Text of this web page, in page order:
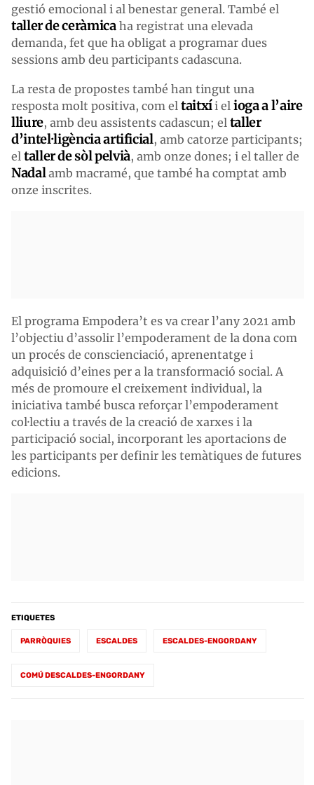
gestió emocional i al benestar general. També el
taller de ceràmica ha registrat una elevada
demanda, fet que ha obligat a programar dues
sessions amb deu participants cadascuna.
La resta de propostes també han tingut una
resposta molt positiva, com el taitxíi el ioga a l’aire
lliure, amb deu assistents cadascun; el taller
d’intel·ligència artificial, amb catorze participants;
el taller de sòl pelvià, amb onze dones; i el taller de
Nadalamb macramé, que també ha comptat amb
onze inscrites.
El programa Empodera’t es va crear l’any 2021 amb
l’objectiu d’assolir l’empoderament de la dona com
un procés de conscienciació, aprenentatge i
adquisició d’eines per a la transformació social. A
més de promoure el creixement individual, la
iniciativa també busca reforçar l’empoderament
col·lectiu a través de la creació de xarxes i la
participació social, incorporant les aportacions de
les participants per definir les temàtiques de futures
edicions.
ETIQUETES
PARRÒQUIES ESCALDES ESCALDES-ENGORDANY
COMÚ DESCALDES-ENGORDANY